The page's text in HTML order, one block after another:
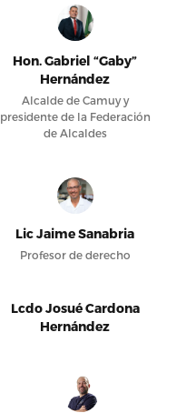
Hon. Gabriel “Gaby”
Hernández
Alcalde de Camuy y
presidente de la Federación
de Alcaldes
Lic Jaime Sanabria
Profesor de derecho
Lcdo Josué Cardona
Hernández